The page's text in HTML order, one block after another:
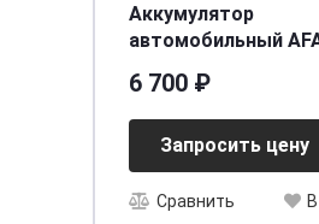
Аккумулятор
автомобильный AFA
6 700 ₽
Запросить цену
Сравнить